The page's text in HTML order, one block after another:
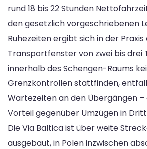
rund 18 bis 22 Stunden
den gesetzlich vorgeschriebenen
Ruhezeiten ergibt sich in der Praxis
Transportfenster von zwei bis drei
innerhalb des Schengen-Raums
Grenzkontrollen stattfinden,
Wartezeiten an den Übergängen
Vorteil gegenüber Umzügen in
Die Via Baltica ist über weite
ausgebaut, in Polen inzwischen